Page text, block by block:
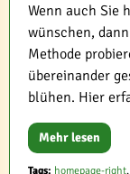
Wenn auch Sie
wünschen,
Methode
übereinander
blühen. Hier
Mehr lesen
Tags: homepage-right,